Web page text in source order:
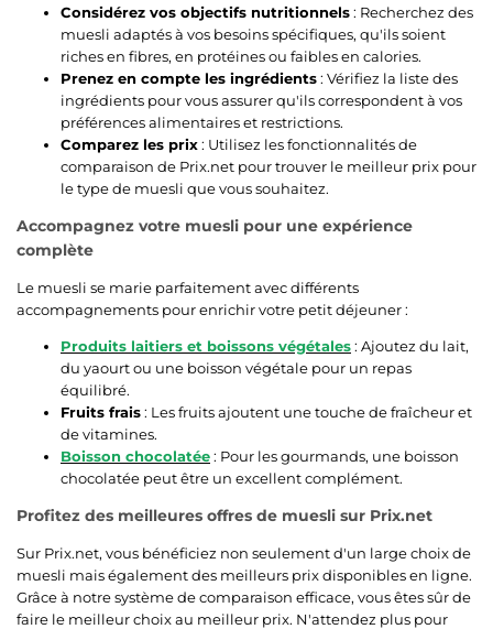
Considérez vos objectifs nutritionnels: Recherchez des
muesli adaptés à vos besoins spécifiques, qu'ils soient
riches en fibres, en protéines ou faibles en calories.
Prenez en compte les ingrédients: Vérifiez la liste des
ingrédients pour vous assurer qu'ils correspondent à vos
préférences alimentaires et restrictions.
Comparez les prix: Utilisez les fonctionnalités de
comparaison de Prix.net pour trouver le meilleur prix pour
le type de muesli que vous souhaitez.
Accompagnez votre muesli pour une expérience
complète
Le muesli se marie parfaitement avec différents
accompagnements pour enrichir votre petit déjeuner :
Produits laitiers et boissons végétales: Ajoutez du lait,
du yaourt ou une boisson végétale pour un repas
équilibré.
Fruits frais: Les fruits ajoutent une touche de fraîcheur et
de vitamines.
Boisson chocolatée: Pour les gourmands, une boisson
chocolatée peut être un excellent complément.
Profitez des meilleures offres de muesli sur Prix.net
Sur Prix.net, vous bénéficiez non seulement d'un large choix de
muesli mais également des meilleurs prix disponibles en ligne.
Grâce à notre système de comparaison efficace, vous êtes sûr de
faire le meilleur choix au meilleur prix. N'attendez plus pour